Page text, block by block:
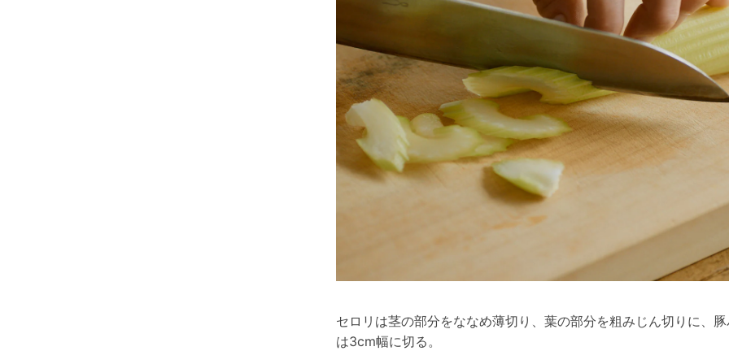
セロリは茎の部分をななめ薄切り、葉の部分を粗みじん切りに、
は3cm幅に切る。